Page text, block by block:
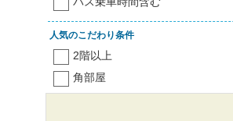
人気のこだわり条件
2階以上
角部屋